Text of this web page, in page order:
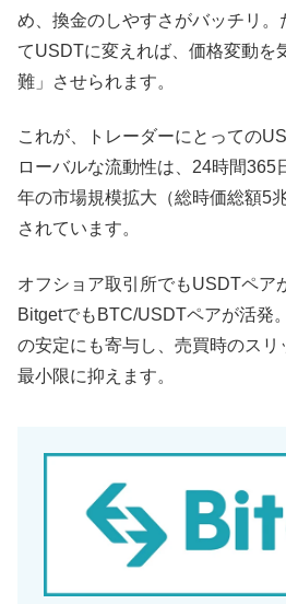
め、換金のしやすさがバッチリ。
てUSDTに変えれば、価格変動を
難」させられます。
これが、トレーダーにとっての
ローバルな流動性は、24時間365
年の市場規模拡大（総時価総額5
されています。
オフショア取引所でもUSDTペア
BitgetでもBTC/USDTペアが活発
の安定にも寄与し、売買時のス
最小限に抑えます。